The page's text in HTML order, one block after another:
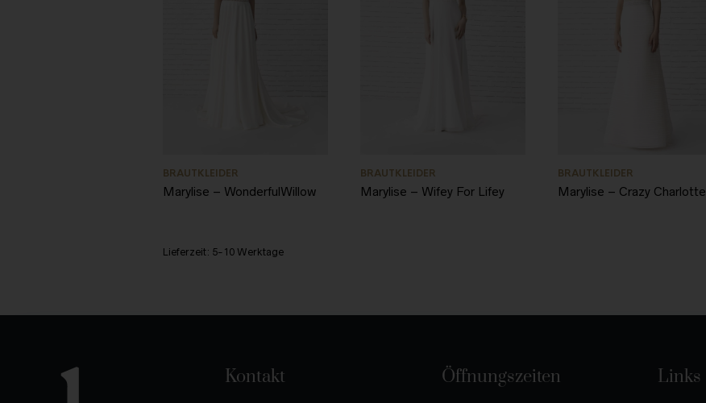
BRAUTKLEIDER
Marylise – WonderfulWillow
BRAUTKLEIDER
Marylise – Wifey For Lifey
BRAUTKLEIDER
Marylise – Crazy Charlotte
Lieferzeit: 5-10 Werktage
Kontakt Öffnungszeiten Links